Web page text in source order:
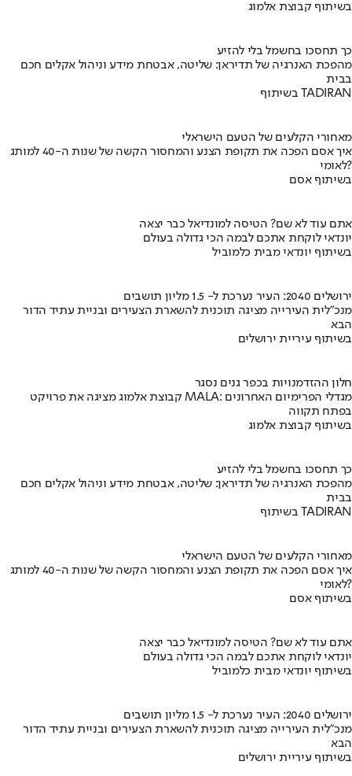
בשיתוף קבוצת אלמוג
כך תחסכו בחשמל בלי להזיע
מהפכת האנרגיה של תדיראן: שליטה, אבטחת מידע וניהול אקלים חכם
בבית
בשיתוף TADIRAN
מאחורי הקלעים של הטעם הישראלי
איך אסם הפכה את תקופת הצנע והמחסור הקשה של שנות ה-40 למותג
לאומי?
בשיתוף אסם
אתם עוד לא שם? הטיסה למונדיאל כבר יצאה
יונדאי לוקחת אתכם לבמה הכי גדולה בעולם
בשיתוף יונדאי מבית כלמוביל
ירושלים 2040: העיר נערכת ל- 1.5 מליון תושבים
מנכ"לית העירייה מציגה תוכנית להשארת הצעירים ובניית עתיד הדור
הבא
בשיתוף עיריית ירושלים
חלון ההזדמנויות בכפר גנים נסגר
קבוצת אלמוג מציגה את פרויקט MALA: מגדלי הפרימיום האחרונים
בפתח תקווה
בשיתוף קבוצת אלמוג
כך תחסכו בחשמל בלי להזיע
מהפכת האנרגיה של תדיראן: שליטה, אבטחת מידע וניהול אקלים חכם
בבית
בשיתוף TADIRAN
מאחורי הקלעים של הטעם הישראלי
איך אסם הפכה את תקופת הצנע והמחסור הקשה של שנות ה-40 למותג
לאומי?
בשיתוף אסם
אתם עוד לא שם? הטיסה למונדיאל כבר יצאה
יונדאי לוקחת אתכם לבמה הכי גדולה בעולם
בשיתוף יונדאי מבית כלמוביל
ירושלים 2040: העיר נערכת ל- 1.5 מליון תושבים
מנכ"לית העירייה מציגה תוכנית להשארת הצעירים ובניית עתיד הדור
הבא
בשיתוף עיריית ירושלים